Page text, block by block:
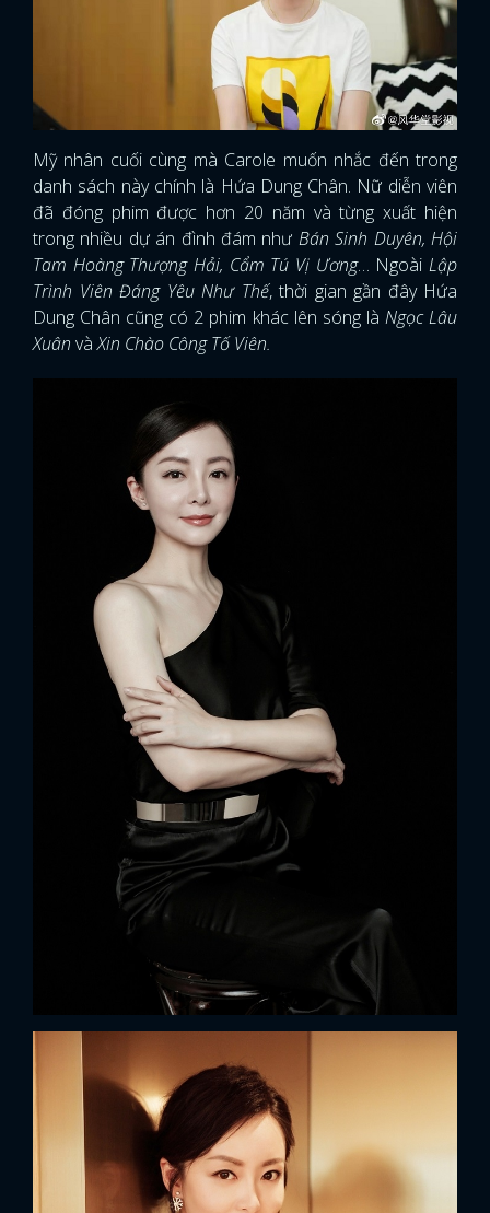
Mỹ nhân cuối cùng mà Carole muốn nhắc đến trong
danh sách này chính là Hứa Dung Chân. Nữ diễn viên
đã đóng phim được hơn 20 năm và từng xuất hiện
trong nhiều dự án đình đám như Bán Sinh Duyên, Hội
Tam Hoàng Thượng Hải, Cẩm Tú Vị Ương… NgoàiLập
Trình Viên Đáng Yêu Như Thế, thời gian gần đây Hứa
Dung Chân cũng có 2 phim khác lên sóng là Ngọc Lâu
Xuân vàXin Chào Công Tố Viên.